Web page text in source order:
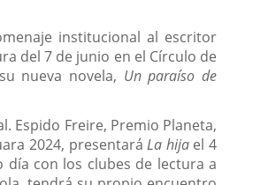
institucional al escritor
del 7 de junio en el Círculo de
nueva novela, Un paraíso de
Espido Freire, Premio Planeta,
2024, presentaráLa hijael 4
con los clubes de lectura a